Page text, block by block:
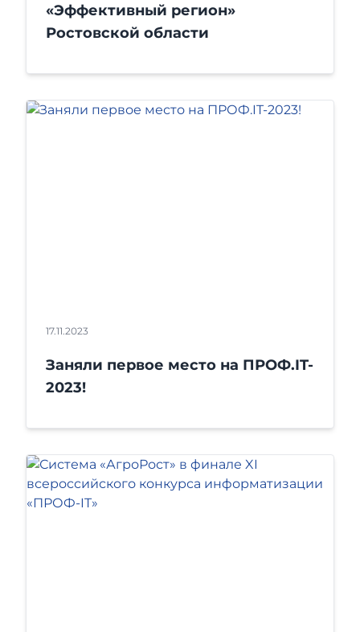
«Эффективный регион»
Ростовской области
17.11.2023
Заняли первое место на ПРОФ.IT-
2023!